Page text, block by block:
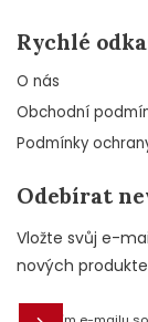
Rychlé
O nás
Obchodní
Podmínky
Odebírat
Vložte svůj e-
nových